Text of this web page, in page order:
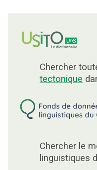
Chercher
tectonique
Chercher le
linguistiques